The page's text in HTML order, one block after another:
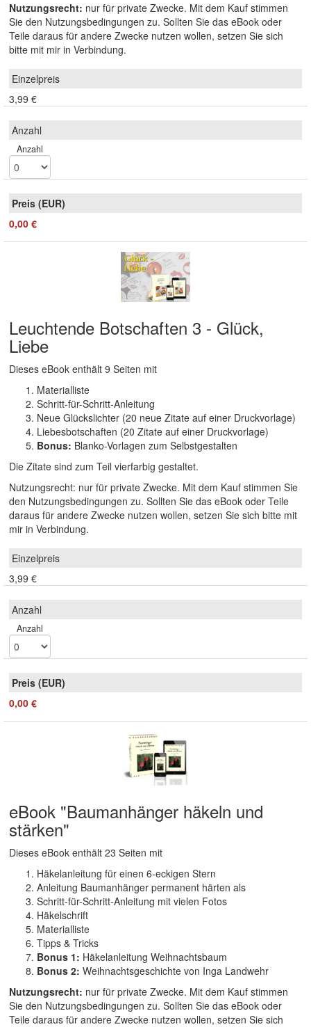
Nutzungsrecht: nur für private Zwecke. Mit dem Kauf stimmen
Sie den Nutzungsbedingungen zu. Sollten Sie das eBook oder
Teile daraus für andere Zwecke nutzen wollen, setzen Sie sich
bitte mit mir in Verbindung.
3,99 €
Anzahl
0,00 €
Leuchtende Botschaften 3 - Glück,
Liebe
Dieses eBook enthält 9 Seiten mit
Materialliste
Schritt-für-Schritt-Anleitung
Neue Glückslichter (20 neue Zitate auf einer Druckvorlage)
Liebesbotschaften (20 Zitate auf einer Druckvorlage)
Bonus: Blanko-Vorlagen zum Selbstgestalten
Die Zitate sind zum Teil vierfarbig gestaltet.
Nutzungsrecht: nur für private Zwecke. Mit dem Kauf stimmen Sie
den Nutzungsbedingungen zu. Sollten Sie das eBook oder Teile
daraus für andere Zwecke nutzen wollen, setzen Sie sich bitte mit
mir in Verbindung.
3,99 €
Anzahl
0,00 €
eBook "Baumanhänger häkeln und
stärken"
Dieses eBook enthält 23 Seiten mit
Häkelanleitung für einen 6-eckigen Stern
Anleitung Baumanhänger permanent härten als
Schritt-für-Schritt-Anleitung mit vielen Fotos
Häkelschrift
Materialliste
Tipps & Tricks
Bonus 1: Häkelanleitung Weihnachtsbaum
Bonus 2: Weihnachtsgeschichte von Inga Landwehr
Nutzungsrecht: nur für private Zwecke. Mit dem Kauf stimmen
Sie den Nutzungsbedingungen zu. Sollten Sie das eBook oder
Teile daraus für andere Zwecke nutzen wollen, setzen Sie sich